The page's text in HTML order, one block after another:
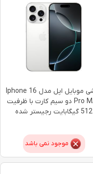
گوشی موبایل اپل مدل Iphone 16
Pro MAX دو سیم کارت با ظرفیت
512 گیگابایت رجیستر شده
موجود نمی باشد